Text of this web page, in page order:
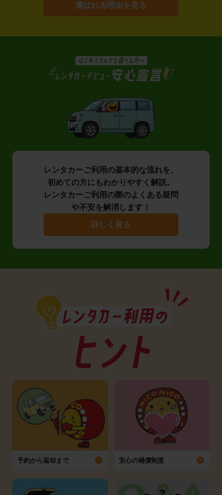
選ばれる理由を見る
レンタカーご利用の基本的な流れを、
初めての方にもわかりやすく解説。
レンタカーご利用の際のよくある疑問
や不安を解消します！
詳しく見る
予約から返却まで 安心の補償制度